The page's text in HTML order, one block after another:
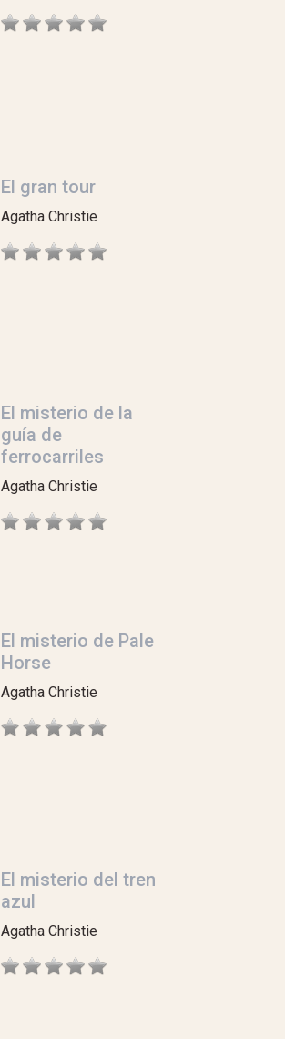
El gran tour
Agatha Christie
El misterio de la
guía de
ferrocarriles
Agatha Christie
El misterio de Pale
Horse
Agatha Christie
El misterio del tren
azul
Agatha Christie